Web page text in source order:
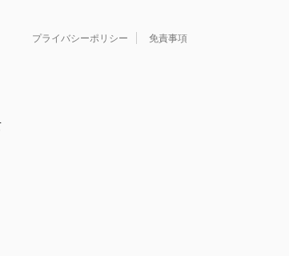
プライバシーポリシー 免責事項